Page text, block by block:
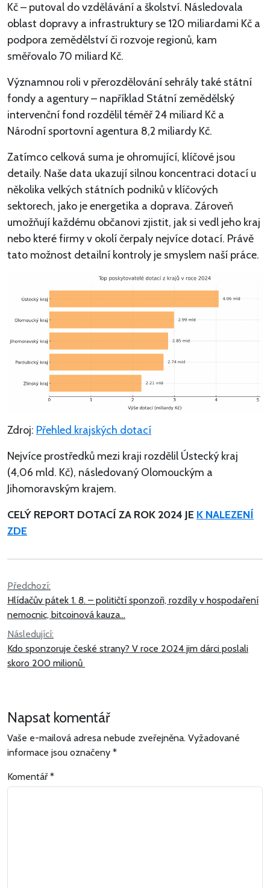
Kč – putoval do vzdělávání a školství. Následovala
oblast dopravy a infrastruktury se 120 miliardami Kč a
podpora zemědělství či rozvoje regionů, kam
směřovalo 70 miliard Kč.
Významnou roli v přerozdělování sehrály také státní
fondy a agentury – například Státní zemědělský
intervenční fond rozdělil téměř 24 miliard Kč a
Národní sportovní agentura 8,2 miliardy Kč.
Zatímco celková suma je ohromující, klíčové jsou
detaily. Naše data ukazují silnou koncentraci dotací u
několika velkých státních podniků v klíčových
sektorech, jako je energetika a doprava. Zároveň
umožňují každému občanovi zjistit, jak si vedl jeho kraj
nebo které firmy v okolí čerpaly nejvíce dotací. Právě
tato možnost detailní kontroly je smyslem naší práce.
Zdroj: Přehled krajských dotací
Nejvíce prostředků mezi kraji rozdělil Ústecký kraj
(4,06 mld. Kč), následovaný Olomouckým a
Jihomoravským krajem.
CELÝ REPORT DOTACÍ ZA ROK 2024 JE K NALEZENÍ
ZDE
Navigace
pro
příspěvek
Předchozí:
Hlídačův pátek 1. 8. – političtí sponzoři, rozdíly v hospodaření
nemocnic, bitcoinová kauza…
Následující:
Kdo sponzoruje české strany? V roce 2024 jim dárci poslali
skoro 200 milionů
Napsat komentář
Vaše e-mailová adresa nebude zveřejněna. Vyžadované
informace jsou označeny *
Komentář*